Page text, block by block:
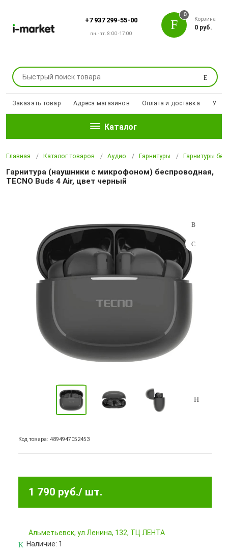
+7 937 299-55-00
пн.-пт. 8:00-17:00
Поиск
0
Корзина
0 руб.
Заказать товар Адреса магазинов Оплата и доставка
Каталог
Главная Каталог товаров Аудио Гарнитуры Гарнитуры
Гарнитура (наушники с микрофоном) беспроводная,
TECNO Buds 4 Air, цвет черный
Код товара: 4894947052453
1 790 руб./ шт.
Альметьевск, ул.Ленина, 132, ТЦ ЛЕНТА
Наличие: 1